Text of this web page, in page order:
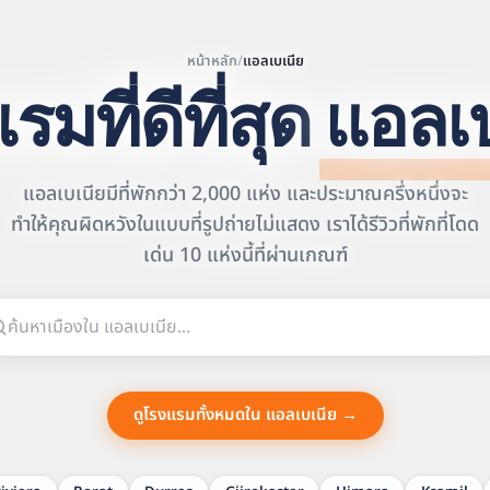
Leaflet ©
OpenStreetMap
contributors | ©
CARTO
หน้าหลัก/แอลเบเนีย
รมที่ดีที่สุดแอล
แอลเบเนียมีที่พักกว่า 2,000 แห่ง และประมาณครึ่งหนึ่งจะ
ทำให้คุณผิดหวังในแบบที่รูปถ่ายไม่แสดง เราได้รีวิวที่พักที่โดด
เด่น 10 แห่งนี้ที่ผ่านเกณฑ์
ดูโรงแรมทั้งหมดใน แอลเบเนีย →